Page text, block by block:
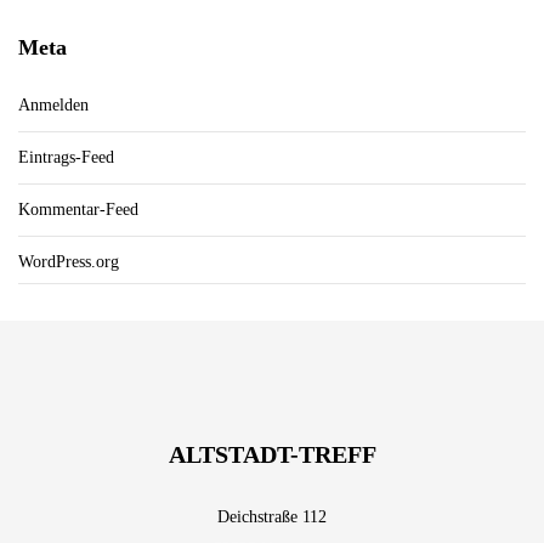
Meta
Anmelden
Eintrags-Feed
Kommentar-Feed
WordPress.org
ALTSTADT-TREFF
Deichstraße 112